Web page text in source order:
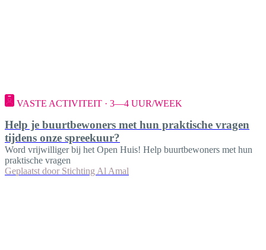
VASTE ACTIVITEIT · 3—4 UUR/WEEK
Help je buurtbewoners met hun praktische vragen
tijdens onze spreekuur?
Word vrijwilliger bij het Open Huis! Help buurtbewoners met hun
praktische vragen
Geplaatst door Stichting Al Amal